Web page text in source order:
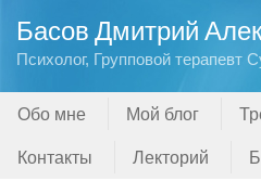
Басов Дмитрий
Психолог, Групповой терапевт
Обо мне Мой блог
Контакты
Лекторий